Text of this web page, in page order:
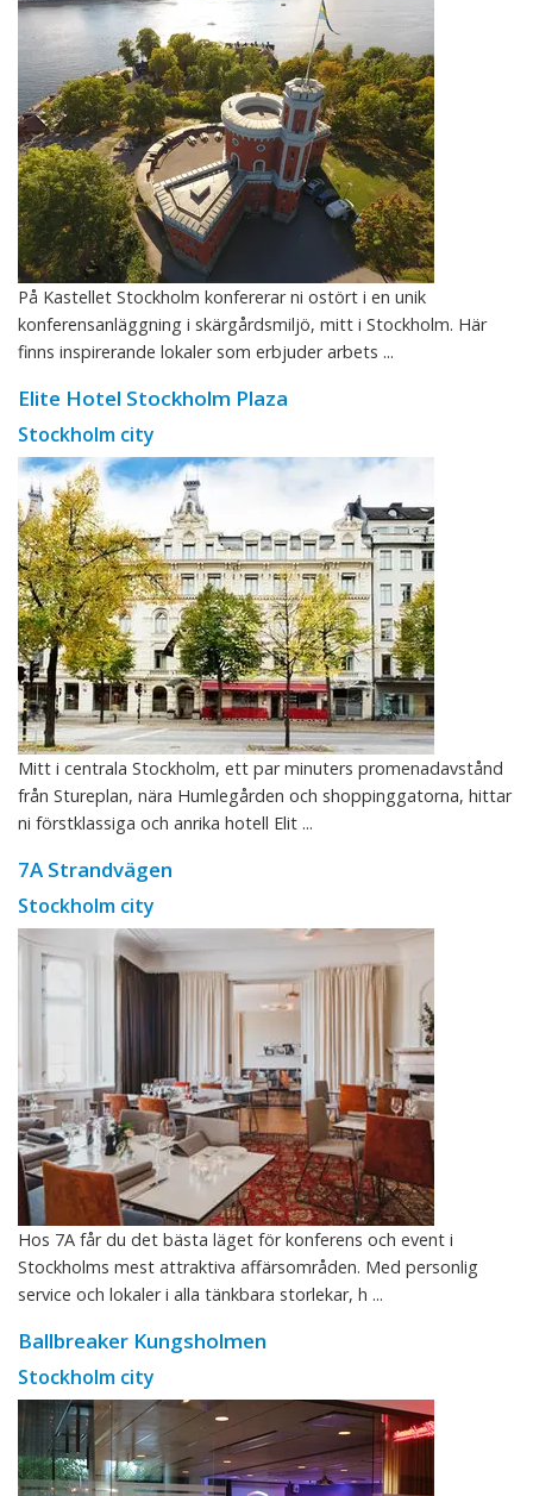
På Kastellet Stockholm konfererar ni ostört i en unik
konferensanläggning i skärgårdsmiljö, mitt i Stockholm. Här
finns inspirerande lokaler som erbjuder arbets ...
Elite Hotel Stockholm Plaza
Stockholm city
Mitt i centrala Stockholm, ett par minuters promenadavstånd
från Stureplan, nära Humlegården och shoppinggatorna, hittar
ni förstklassiga och anrika hotell Elit ...
7A Strandvägen
Stockholm city
Hos 7A får du det bästa läget för konferens och event i
Stockholms mest attraktiva affärsområden. Med personlig
service och lokaler i alla tänkbara storlekar, h ...
Ballbreaker Kungsholmen
Stockholm city